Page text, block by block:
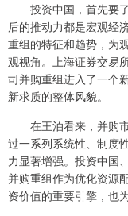
投资中国，首先要了
后的推动力都是宏观经
重组的特征和趋势，为
观视角。上海证券交易
司并购重组进入了一个
新求质的整体风貌。
在王泊看来，并购市
过一系列系统性、制度
力显著增强。投资中国
并购重组作为优化资源
资价值的重要引擎，也